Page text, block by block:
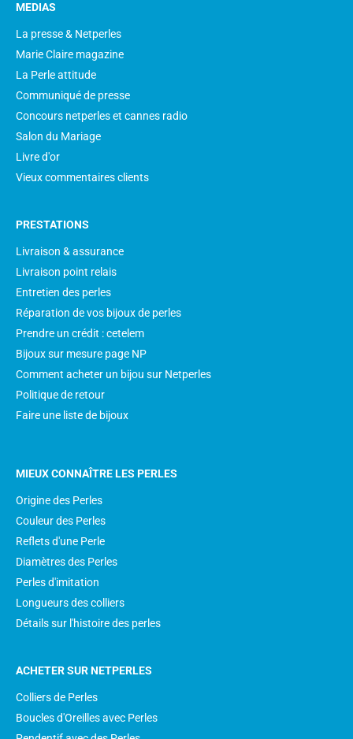
MEDIAS
La presse & Netperles
Marie Claire magazine
La Perle attitude
Communiqué de presse
Concours netperles et cannes radio
Salon du Mariage
Livre d'or
Vieux commentaires clients
PRESTATIONS
Livraison & assurance
Livraison point relais
Entretien des perles
Réparation de vos bijoux de perles
Prendre un crédit : cetelem
Bijoux sur mesure page NP
Comment acheter un bijou sur Netperles
Politique de retour
Faire une liste de bijoux
MIEUX CONNAÎTRE LES PERLES
Origine des Perles
Couleur des Perles
Reflets d'une Perle
Diamètres des Perles
Perles d'imitation
Longueurs des colliers
Détails sur l'histoire des perles
ACHETER SUR NETPERLES
Colliers de Perles
Boucles d'Oreilles avec Perles